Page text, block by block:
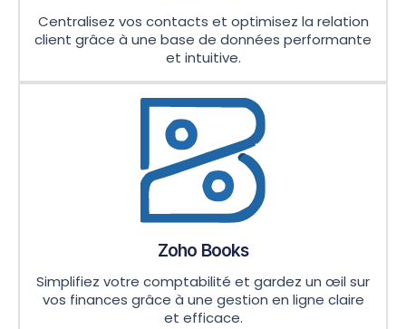
Centralisez vos contacts et optimisez la relation
client grâce à une base de données performante
et intuitive.
Zoho Books
Simplifiez votre comptabilité et gardez un œil sur
vos finances grâce à une gestion en ligne claire
et efficace.